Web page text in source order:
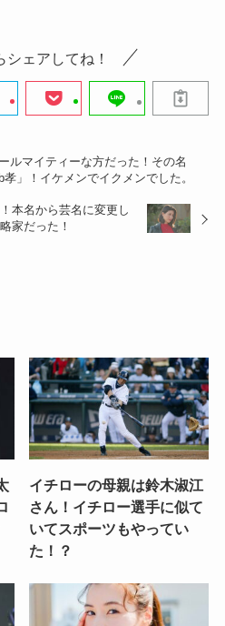
シェアしてね！
ルマイティーな方だった！その名
」！イケメンでイクメンでした。
本名から芸名に変更し
家だった！
イチローの母親は鈴木淑江
さん！イチロー選手に似て
いてスポーツもやってい
た！？